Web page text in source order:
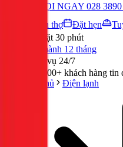
GỌI NGAY 028
Tuyển thợ
Đặt hẹn
Có mặt 30 phút
Bảo hành 12 tháng
Phục vụ 24/7
300,000+ khách hàng tin
Trang chủ
Điện lạnh